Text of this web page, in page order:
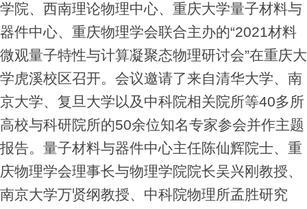
学院、西南理论物理中心、重庆大学量子材料与
器件中心、重庆物理学会联合主办的“2021材料
微观量子特性与计算凝聚态物理研讨会”在重庆大
学虎溪校区召开。会议邀请了来自清华大学、南
京大学、复旦大学以及中科院相关院所等40多所
高校与科研院所的50余位知名专家参会并作主题
报告。量子材料与器件中心主任陈仙辉院士、重
庆物理学会理事长与物理学院院长吴兴刚教授、
南京大学万贤纲教授、中科院物理所孟胜研究